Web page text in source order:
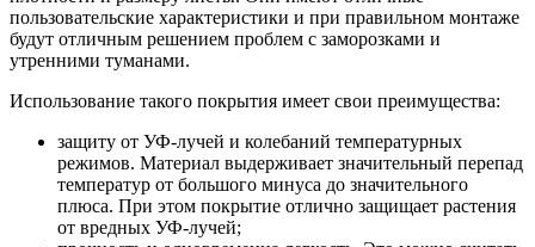
пользовательские характеристики и при правильном монтаже
будут отличным решением проблем с заморозками и
утренними туманами.
Использование такого покрытия имеет свои преимущества:
защиту от УФ-лучей и колебаний температурных
режимов. Материал выдерживает значительный перепад
температур от большого минуса до значительного
плюса. При этом покрытие отлично защищает растения
от вредных УФ-лучей;